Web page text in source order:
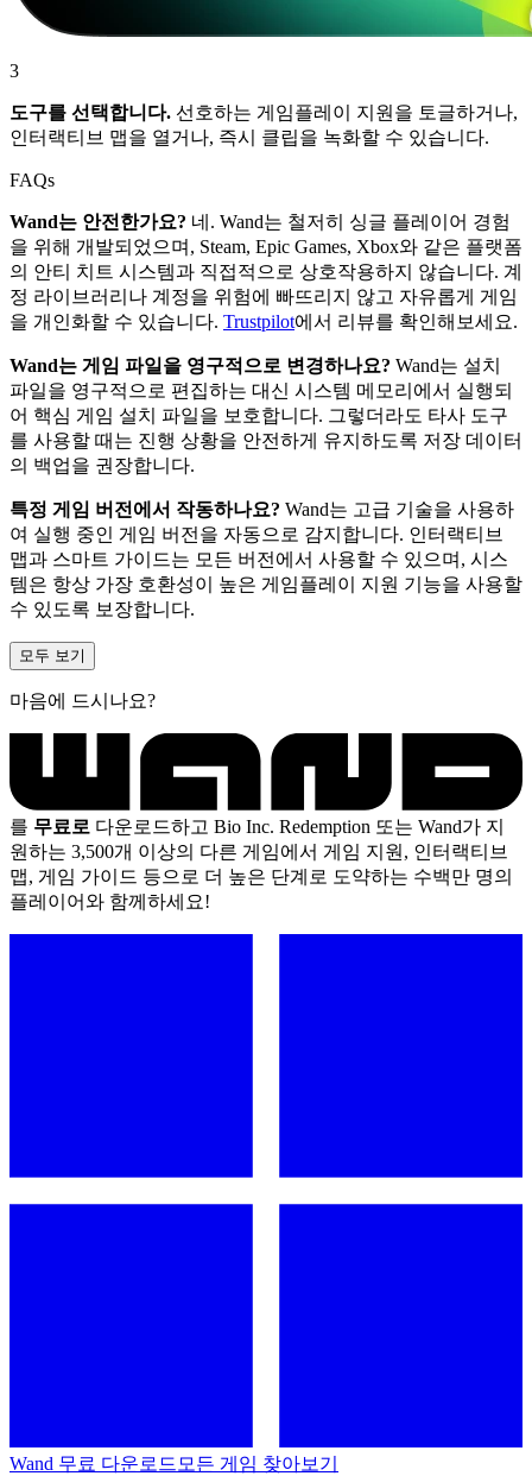
3
도구를 선택합니다. 선호하는 게임플레이 지원을 토글하거나,
인터랙티브 맵을 열거나, 즉시 클립을 녹화할 수 있습니다.
FAQs
Wand는 안전한가요? 네. Wand는 철저히 싱글 플레이어 경험
을 위해 개발되었으며, Steam, Epic Games, Xbox와 같은 플랫폼
의 안티 치트 시스템과 직접적으로 상호작용하지 않습니다. 계
정 라이브러리나 계정을 위험에 빠뜨리지 않고 자유롭게 게임
을 개인화할 수 있습니다. Trustpilot에서 리뷰를 확인해보세요.
Wand는 게임 파일을 영구적으로 변경하나요? Wand는 설치
파일을 영구적으로 편집하는 대신 시스템 메모리에서 실행되
어 핵심 게임 설치 파일을 보호합니다. 그렇더라도 타사 도구
를 사용할 때는 진행 상황을 안전하게 유지하도록 저장 데이터
의 백업을 권장합니다.
특정 게임 버전에서 작동하나요? Wand는 고급 기술을 사용하
여 실행 중인 게임 버전을 자동으로 감지합니다. 인터랙티브
맵과 스마트 가이드는 모든 버전에서 사용할 수 있으며, 시스
템은 항상 가장 호환성이 높은 게임플레이 지원 기능을 사용할
수 있도록 보장합니다.
모두 보기
마음에 드시나요?
를 무료로 다운로드하고 Bio Inc. Redemption 또는 Wand가 지
원하는 3,500개 이상의 다른 게임에서 게임 지원, 인터랙티브
맵, 게임 가이드 등으로 더 높은 단계로 도약하는 수백만 명의
플레이어와 함께하세요!
Wand 무료 다운로드 모든 게임 찾아보기